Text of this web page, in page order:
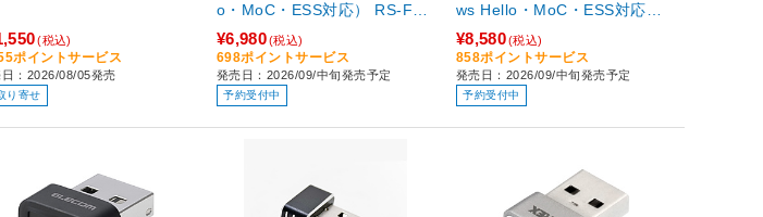
(税込)
ポイントサービス
日：2026/08/05発売
り寄せ
o・MoC・ESS対応） RS-FP
RD-A
¥6,980(税込)
698ポイントサービス
発売日：2026/09/中旬発売予定
予約受付中
ws Hello・MoC・ESS対応）
RS-FPRD-D
¥8,580(税込)
858ポイントサービス
発売日：2026/09/中旬発売予定
予約受付中